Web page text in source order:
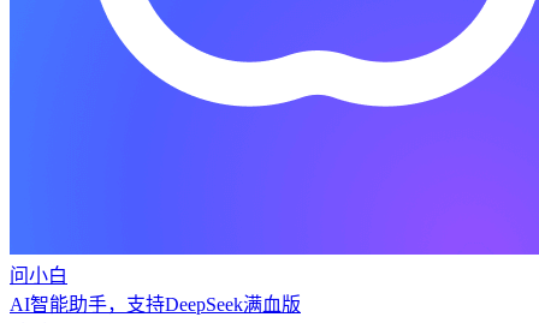
问小白
AI智能助手，支持DeepSeek满血版